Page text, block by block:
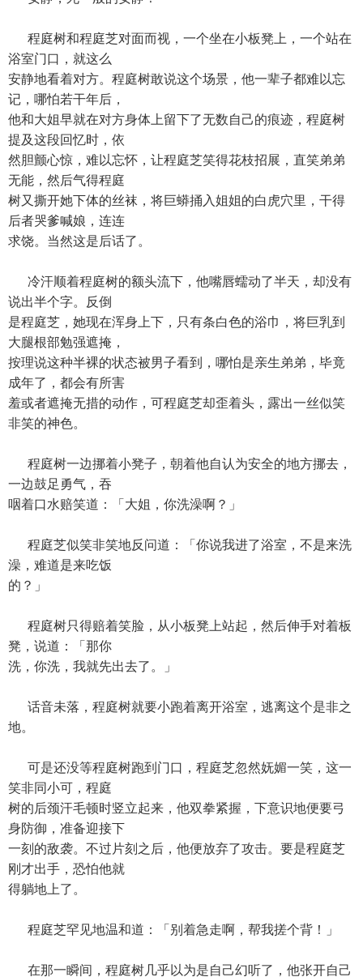
程庭树和程庭芝对面而视，一个坐在小板凳上，一个站在
浴室门口，就这么
安静地看着对方。程庭树敢说这个场景，他一辈子都难以忘
记，哪怕若干年后，
他和大姐早就在对方身体上留下了无数自己的痕迹，程庭树
提及这段回忆时，依
然胆颤心惊，难以忘怀，让程庭芝笑得花枝招展，直笑弟弟
无能，然后气得程庭
树又撕开她下体的丝袜，将巨蟒捅入姐姐的白虎穴里，干得
后者哭爹喊娘，连连
求饶。当然这是后话了。
冷汗顺着程庭树的额头流下，他嘴唇蠕动了半天，却没有
说出半个字。反倒
是程庭芝，她现在浑身上下，只有条白色的浴巾，将巨乳到
大腿根部勉强遮掩，
按理说这种半裸的状态被男子看到，哪怕是亲生弟弟，毕竟
成年了，都会有所害
羞或者遮掩无措的动作，可程庭芝却歪着头，露出一丝似笑
非笑的神色。
程庭树一边挪着小凳子，朝着他自认为安全的地方挪去，
一边鼓足勇气，吞
咽着口水赔笑道：「大姐，你洗澡啊？」
程庭芝似笑非笑地反问道：「你说我进了浴室，不是来洗
澡，难道是来吃饭
的？」
程庭树只得赔着笑脸，从小板凳上站起，然后伸手对着板
凳，说道：「那你
洗，你洗，我就先出去了。」
话音未落，程庭树就要小跑着离开浴室，逃离这个是非之
地。
可是还没等程庭树跑到门口，程庭芝忽然妩媚一笑，这一
笑非同小可，程庭
树的后颈汗毛顿时竖立起来，他双拳紧握，下意识地便要弓
身防御，准备迎接下
一刻的敌袭。不过片刻之后，他便放弃了攻击。要是程庭芝
刚才出手，恐怕他就
得躺地上了。
程庭芝罕见地温和道：「别着急走啊，帮我搓个背！」
在那一瞬间，程庭树几乎以为是自己幻听了，他张开自己